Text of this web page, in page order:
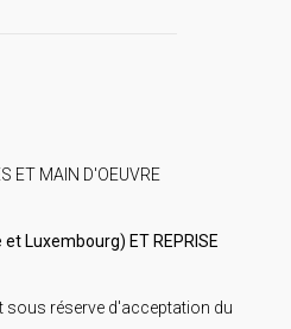
ET MAIN D'OEUVRE
Luxembourg) ET REPRISE
sous réserve d'acceptation du